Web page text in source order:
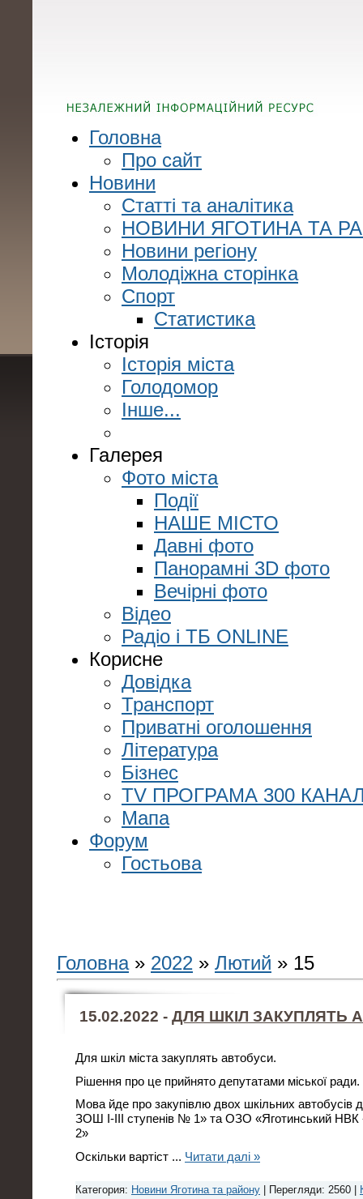
Головна
Про сайт
Новини
Статті та аналітика
НОВИНИ ЯГОТИНА ТА
Новини регіону
Молодіжна сторінка
Спорт
Статистика
Історія
Історія міста
Голодомор
Інше...
Галерея
Фото міста
Події
НАШЕ МІСТО
Давні фото
Панорамні 3D фото
Вечірні фото
Відео
Радіо і ТБ ONLINE
Корисне
Довідка
Транспорт
Приватні оголошення
Література
Бізнес
TV ПРОГРАМА 300
Мапа
Форум
Гостьова
Головна» 2022 » Лютий » 15
15.02.2022 - ДЛЯ ШКІЛ ЗАКУПЛЯТЬ
Для шкіл міста закуплять автобуси.
Рішення про це прийнято депутатами міської ради.
Мова йде про закупівлю двох шкільних
ЗОШ І-III ступенів № 1» та ОЗО «Яготинський НВК
2»
Оскільки вартіст ... Читати далі »
Категория: Новини Яготина та району | Перегляди: 2560 |